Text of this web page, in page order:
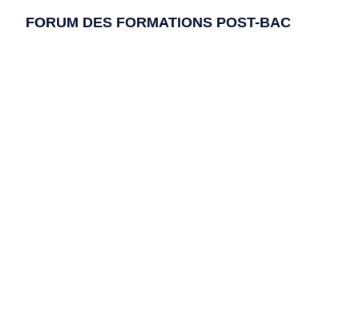
FORUM DES FORMATIONS POST-BAC